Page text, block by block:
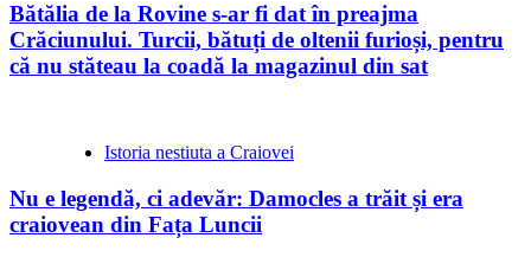
Bătălia de la Rovine s-ar fi dat în preajma
Crăciunului. Turcii, bătuți de oltenii furioși, pentru
că nu stăteau la coadă la magazinul din sat
Istoria nestiuta a Craiovei
Nu e legendă, ci adevăr: Damocles a trăit și era
craiovean din Fața Luncii